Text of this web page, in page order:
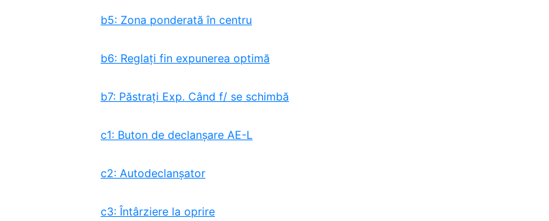
b5: Zona ponderată în centru
b6: Reglați fin expunerea optimă
b7: Păstrați Exp. Când f/ se schimbă
c1: Buton de declanșare AE-L
c2: Autodeclanșator
c3: Întârziere la oprire